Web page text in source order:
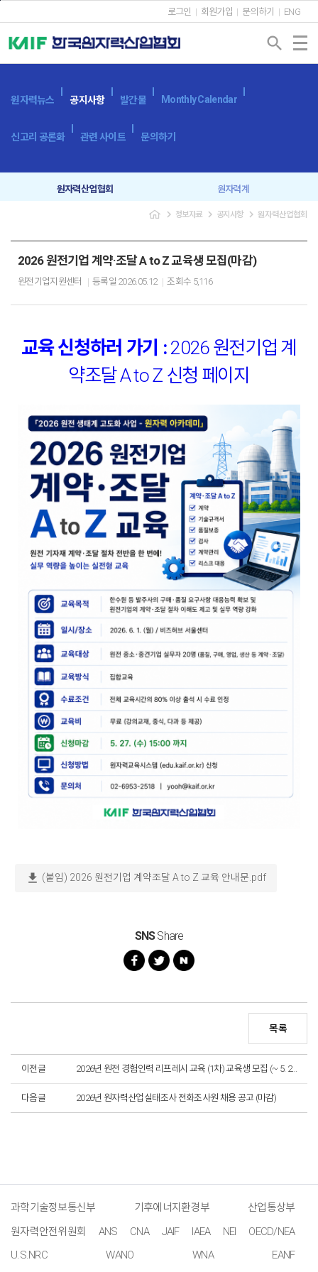
로그인 회원가입 문의하기 ENG
search
원자력뉴스 공지사항 발간물 Monthly Calendar
신고리 공론화 관련 사이트 문의하기
원자력산업협회 원자력계
navigate_next 정보자료 navigate_next 공지사항 navigate_next 원자력산업협회
2026 원전기업 계약·조달 A to Z 교육생 모집(마감)
원전기업지원센터 등록일 2026.05.12 조회수 5,116
교육 신청하러 가기 : 2026 원전기업 계
약조달 A to Z 신청 페이지
download (붙임) 2026 원전기업 계약조달 A to Z 교육 안내문.pdf
SNSShare
목록
이전글 2026년 원전 경험인력 리프레시 교육 (1차) 교육생 모집 (~ 5. 26.)_마감
다음글 2026년 원자력산업실태조사 전화조사원 채용 공고 (마감)
과학기술정보통신부 기후에너지환경부
산업통상부
원자력안전위원회
ANS CNA JAIF IAEA NEI
OECD/NEA
U.S.NRC
WANO WNA EANF